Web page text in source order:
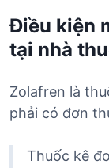
Điều kiện
tại nhà
Zolafren là
phải có đơn
Thuốc kê